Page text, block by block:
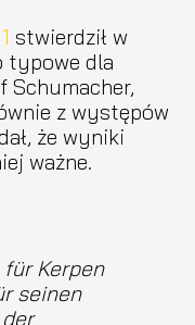
stwierdził w
typowe dla
Schumacher,
z występów
że wyniki
ważne.
Kerpen
seinen